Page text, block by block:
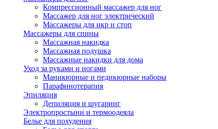
Компрессионный массажер для ног
Массажер для ног электрический
Массажеры для икр и стоп
Массажеры для спины
Массажная накидка
Массажная подушка
Массажные накидки для дома
Уход за руками и ногами
Маникюрные и педикюрные наборы
Парафинотерапия
Эпиляция
Депиляция и шугаринг
Электропростыни и термоодеяла
Белье для похудения